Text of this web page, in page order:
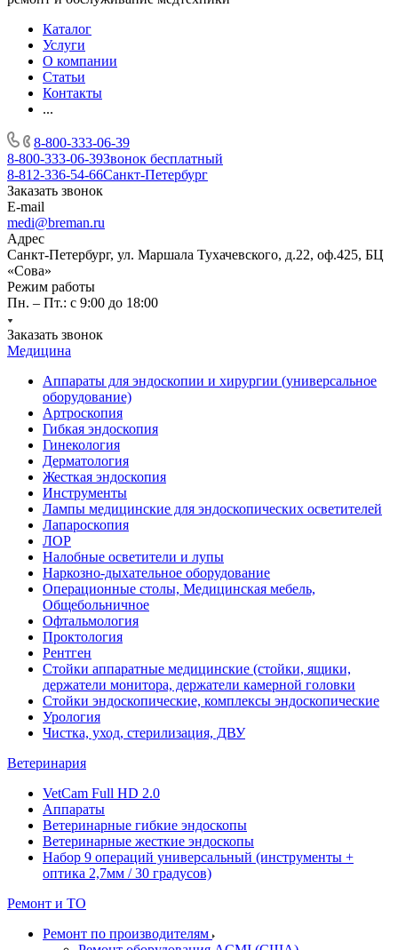
Каталог
Услуги
О компании
Статьи
Контакты
...
8-800-333-06-39
8-800-333-06-39Звонок бесплатный
8-812-336-54-66Санкт-Петербург
Заказать звонок
E-mail
medi@breman.ru
Адрес
Санкт-Петербург, ул. Маршала Тухачевского, д.22, оф.425, БЦ
«Сова»
Режим работы
Пн. – Пт.: с 9:00 до 18:00
Заказать звонок
Медицина
Аппараты для эндоскопии и хирургии (универсальное
оборудование)
Артроскопия
Гибкая эндоскопия
Гинекология
Дерматология
Жесткая эндоскопия
Инструменты
Лампы медицинские для эндоскопических осветителей
Лапароскопия
ЛОР
Налобные осветители и лупы
Наркозно-дыхательное оборудование
Операционные столы, Медицинская мебель,
Общебольничное
Офтальмология
Проктология
Рентген
Стойки аппаратные медицинские (стойки, ящики,
держатели монитора, держатели камерной головки
Стойки эндоскопические, комплексы эндоскопические
Урология
Чистка, уход, стерилизация, ДВУ
Ветеринария
VetCam Full HD 2.0
Аппараты
Ветеринарные гибкие эндоскопы
Ветеринарные жесткие эндоскопы
Набор 9 операций универсальный (инструменты +
оптика 2,7мм / 30 градусов)
Ремонт и ТО
Ремонт по производителям